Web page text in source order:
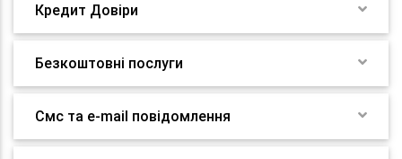
Кредит Довіри
Безкоштовні послуги
Смс та e-mail повідомлення